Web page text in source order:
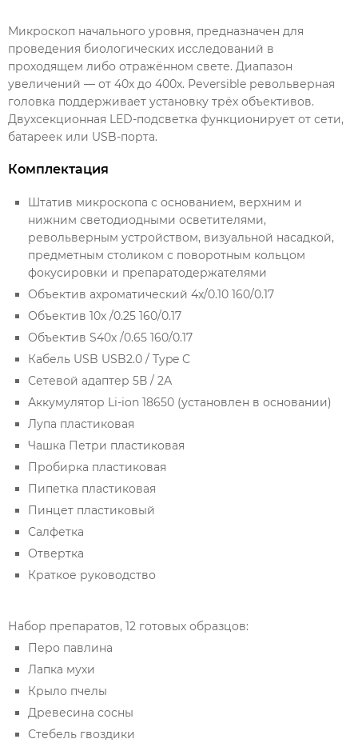
Микроскоп начального уровня, предназначен для
проведения биологических исследований в
проходящем либо отражённом свете. Диапазон
увеличений — от 40х до 400х. Реversible револьверная
головка поддерживает установку трёх объективов.
Двухсекционная LED-подсветка функционирует от сети,
батареек или USB-порта.
Комплектация
Штатив микроскопа с основанием, верхним и
нижним светодиодными осветителями,
револьверным устройством, визуальной насадкой,
предметным столиком с поворотным кольцом
фокусировки и препаратодержателями
Объектив ахроматический 4х/0.10 160/0.17
Объектив 10х /0.25 160/0.17
Объектив S40х /0.65 160/0.17
Кабель USB USB2.0 / Type C
Сетевой адаптер 5В / 2А
Аккумулятор Li-ion 18650 (установлен в основании)
Лупа пластиковая
Чашка Петри пластиковая
Пробирка пластиковая
Пипетка пластиковая
Пинцет пластиковый
Салфетка
Отвертка
Краткое руководство
Набор препаратов, 12 готовых образцов:
Перо павлина
Лапка мухи
Крыло пчелы
Древесина сосны
Стебель гвоздики